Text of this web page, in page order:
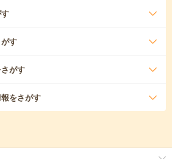
す
がす
をさがす